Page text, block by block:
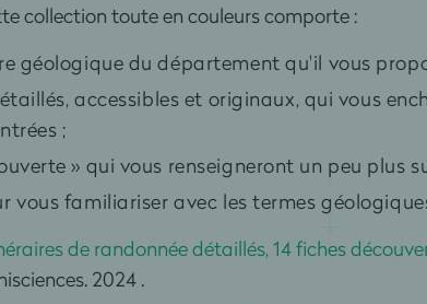
collection toute en couleurs comporte :
géologique du département qu'il vous
accessibles et originaux, qui vous
;
» qui vous renseigneront un peu plus
vous familiariser avec les termes
de randonnée détaillés, 14 fiches
2024.